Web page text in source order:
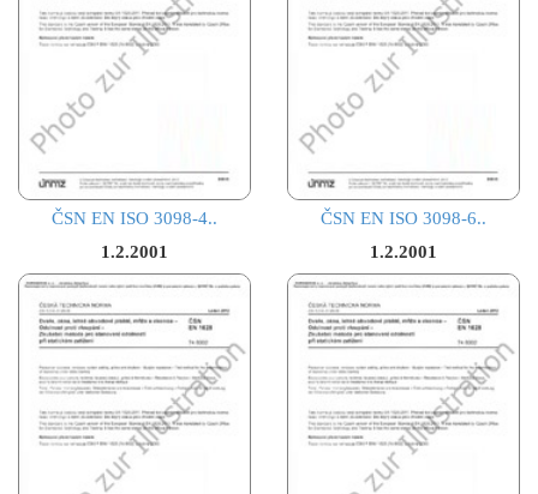
ČSN EN ISO 3098-4..
1.2.2001
ČSN EN ISO 3098-6..
1.2.2001